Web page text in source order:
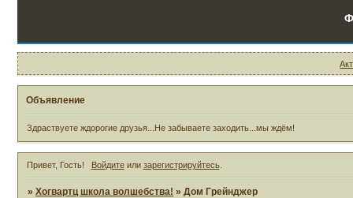
Объявление
Здраствуете ждорогие друзья...Не забываете заходить...мы ждём!
Привет, Гость! Войдитеили зарегистрируйтесь.
»Хогвартц школа волшебства! »Дом Грейнджер